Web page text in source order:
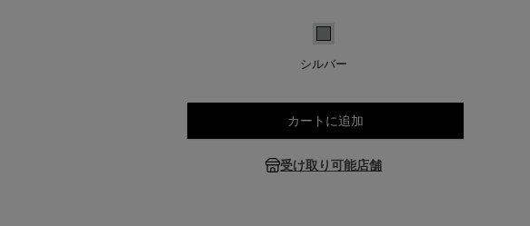
シルバー
シルバー
カートに追加
受け取り可能店舗